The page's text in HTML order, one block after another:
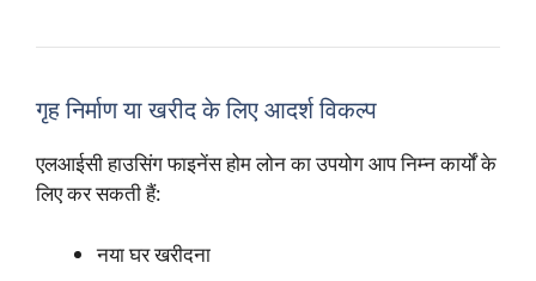
गृह निर्माण या खरीद के लिए आदर्श विकल्प
एलआईसी हाउसिंग फाइनेंस होम लोन का उपयोग आप निम्न कार्यों के
लिए कर सकती हैं:
नया घर खरीदना